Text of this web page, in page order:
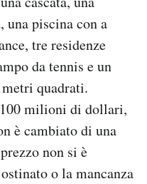
una piscina con a
tre residenze
da tennis e un
quadrati.
milioni di dollari,
è cambiato di una
non si è
o la mancanza